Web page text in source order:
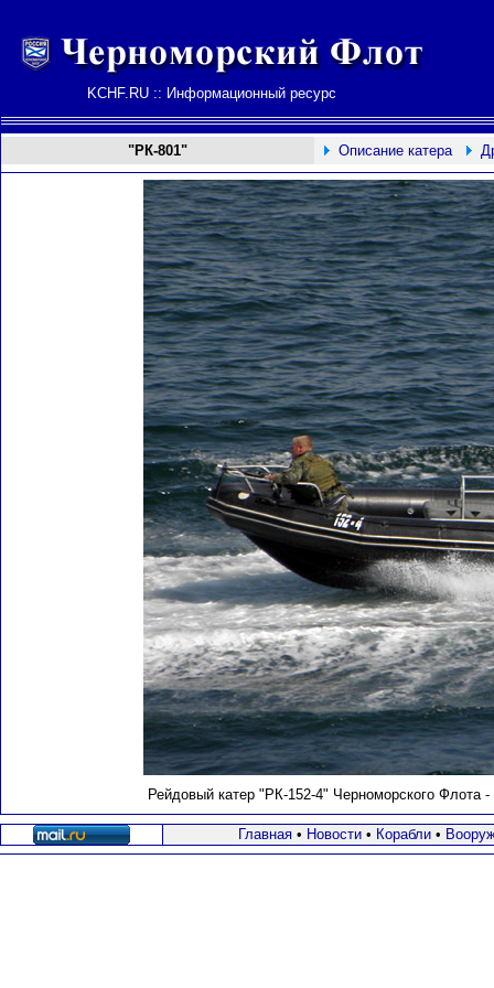
KCHF.RU :: Информационный ресурс
"РК-801" Описание катера
Рейдовый катер "РК-152-4" Черноморского
Главная• Новости• Корабли•